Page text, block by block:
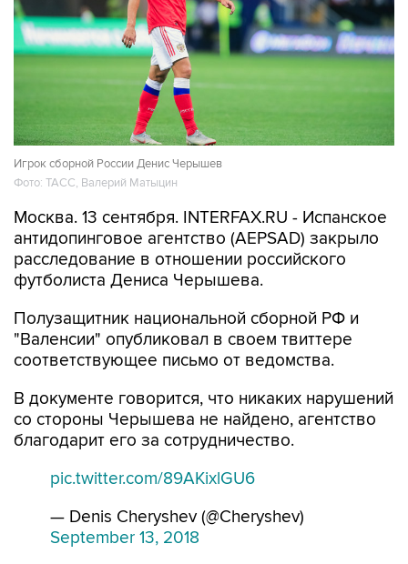
Игрок сборной России Денис Черышев
Фото: ТАСС, Валерий Матыцин
Москва. 13 сентября. INTERFAX.RU - Испанское
антидопинговое агентство (AEPSAD) закрыло
расследование в отношении российского
футболиста Дениса Черышева.
Полузащитник национальной сборной РФ и
"Валенсии" опубликовал в своем твиттере
соответствующее письмо от ведомства.
В документе говорится, что никаких нарушений
со стороны Черышева не найдено, агентство
благодарит его за сотрудничество.
pic.twitter.com/89AKixlGU6
— Denis Cheryshev (@Cheryshev)
September 13, 2018